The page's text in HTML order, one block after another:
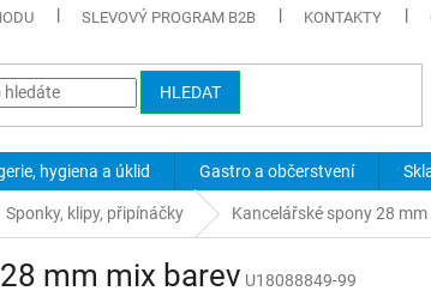
SLEVOVÝ PROGRAM B2B KONTAKTY
HLEDAT
hygiena a úklid Gastro a občerstvení
Sponky, klipy, připínáčky Kancelářské spony 28
mm mix barev U18088849-99